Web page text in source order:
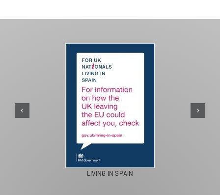
LIVING IN SPAIN